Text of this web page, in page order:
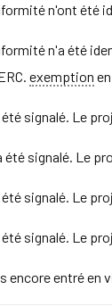
n'ont été
n'a été
exemption
signalé. Le
signalé. Le
signalé. Le
signalé. Le
encore entré en